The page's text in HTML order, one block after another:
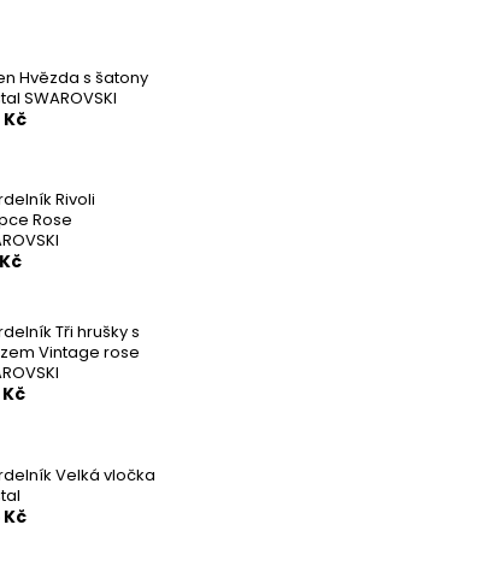
Hvězda s šatony
SWAROVSKI
Kč
Rivoli
Rose
Tři hrušky s
Vintage rose
Velká vločka
Kč